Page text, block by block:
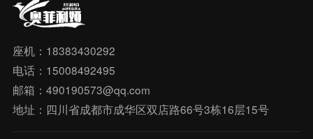
座机：18383430292
电话：15008492495
邮箱：490190573@qq.com
地址：四川省成都市成华区双店路66号3栋16层15号